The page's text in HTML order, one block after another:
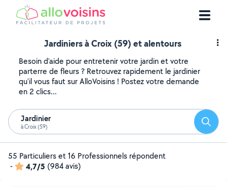
Jardiniers à Croix (59) et alentours
Besoin d'aide pour entretenir votre jardin et votre
parterre de fleurs ? Retrouvez rapidement le jardinier
qu'il vous faut sur AlloVoisins ! Postez votre demande
en 2 clics...
Jardinier
à Croix (59)
55 Particuliers et 16 Professionnels répondent
-
4,7/5 (984 avis)